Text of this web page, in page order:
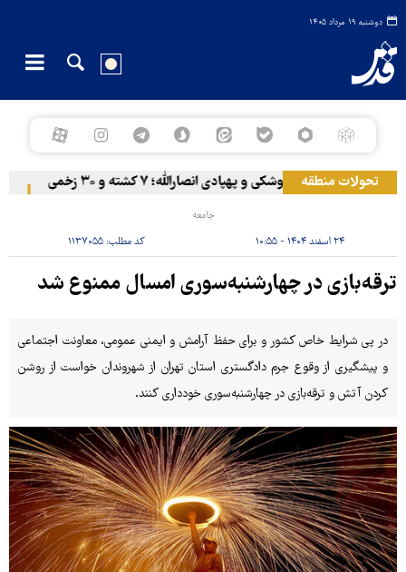
دوشنبه ۱۹ مرداد ۱۴۰۵
تحولات منطقه
المخا زیر حملات موشکی و پهپادی انصارالله؛ ۷ کشته و ۳۰ زخمی
جامعه
۲۴ اسفند ۱۴۰۴ - ۱۰:۵۵ کد مطلب:۱۱۳۷۰۵۵
ترقه‌بازی در چهارشنبه‌سوری امسال ممنوع شد
در پی شرایط خاص کشور و برای حفظ آرامش و ایمنی عمومی، معاونت اجتماعی
و پیشگیری از وقوع جرم دادگستری استان تهران از شهروندان خواست از روشن
کردن آتش و ترقه‌بازی در چهارشنبه‌سوری خودداری کنند.